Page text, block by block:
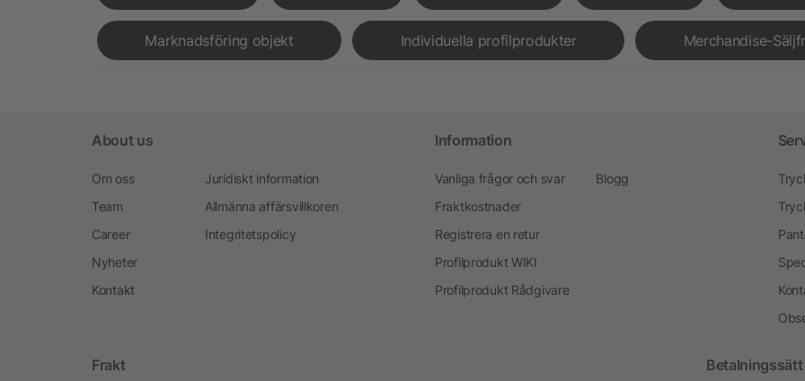
Marknadsföring objekt Individuella profilprodukter Merchandise-
About us
Om oss
Team
Career
Nyheter
Kontakt
Juridiskt information
Allmänna affärsvillkoren
Integritetspolicy
Information
Vanliga frågor och svar
Fraktkostnader
Registrera en retur
Profilprodukt WIKI
Profilprodukt Rådgivare
Blogg
Frakt Betalningssätt